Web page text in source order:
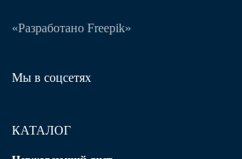
«Разработано Freepik»
Мы в соцсетях
КАТАЛОГ